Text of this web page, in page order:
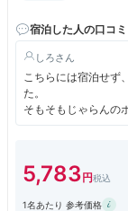
分 道央道
宿泊した人の口コミ
しろ
こちらには宿泊せず
た。
そもそもじゃらんの
期的に当時一番近く
5,783
1名あたり 参考価格